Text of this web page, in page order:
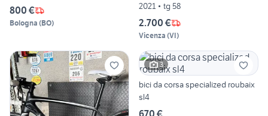
800 €
Bologna (BO)
2021 • tg 58
2.700 €
Vicenza (VI)
3
bici da corsa specialized roubaix
sl4